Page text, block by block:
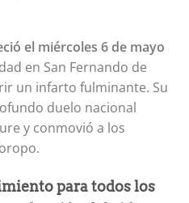
el miércoles 6 de mayo
en San Fernando de
un infarto fulminante. Su
duelo nacional
y conmovió a los
para todos los